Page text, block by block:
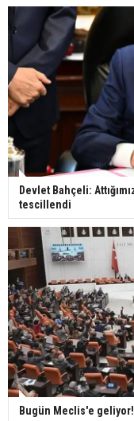
Devlet Bahçeli:
tescillendi
Bugün Meclis'e geliyor!